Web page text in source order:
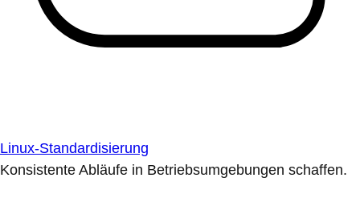
Linux-Standardisierung
Konsistente Abläufe in Betriebsumgebungen schaffen.